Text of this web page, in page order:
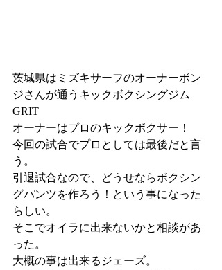
茨城県はミズキサーフのオーナーボン
ジさんが通うキックボクシングジム
GRIT
オーナーはプロのキックボクサー！
今回の試合でプロとしては最後だと言
う。
引退試合なので、どうせならボクシン
グパンツを作ろう！という事になった
らしい。
そこでオイラに出来ないかと相談があ
った。
大概の事は出来るジェーズ。